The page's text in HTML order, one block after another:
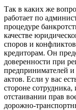
Так в каких же
работает по
процедуре
качестве
споров и
кредиторам. Он
доверенности при
предпринимателей
актов. Если у вас
стороне
отстаивании прав
дорожно-